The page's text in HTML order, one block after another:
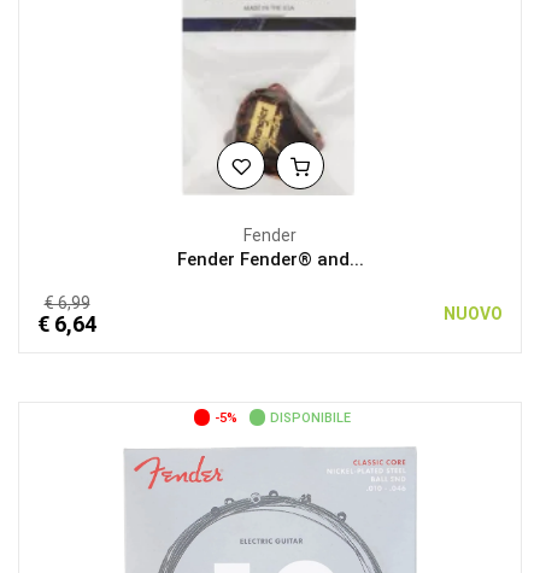
Fender
Fender Fender® and...
€ 6,99
€ 6,64 NUOVO
-5% DISPONIBILE